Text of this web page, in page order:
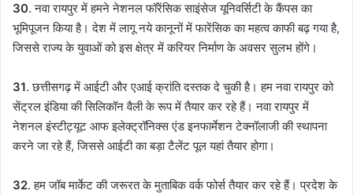
30. नवा रायपुर में हमने नेशनल फॉरेंसिक साइंसेज यूनिवर्सिटी के कैंपस का
भूमिपूजन किया है। देश में लागू नये कानूनों में फारेंसिक का महत्व काफी बढ़ गया है,
जिससे राज्य के युवाओं को इस क्षेत्र में करियर निर्माण के अवसर सुलभ होंगे।
31. छत्तीसगढ़ में आईटी और एआई क्रांति दस्तक दे चुकी है। हम नवा रायपुर को
सेंट्रल इंडिया की सिलिकॉन वैली के रूप में तैयार कर रहे हैं। नवा रायपुर में
नेशनल इंस्टीट्यूट आफ इलेक्ट्रॉनिक्स एंड इनफार्मेशन टेक्नॉलाजी की स्थापना
करने जा रहे हैं, जिससे आईटी का बड़ा टैलेंट पूल यहां तैयार होगा।
32. हम जॉब मार्केट की जरूरत के मुताबिक वर्क फोर्स तैयार कर रहे हैं। प्रदेश के